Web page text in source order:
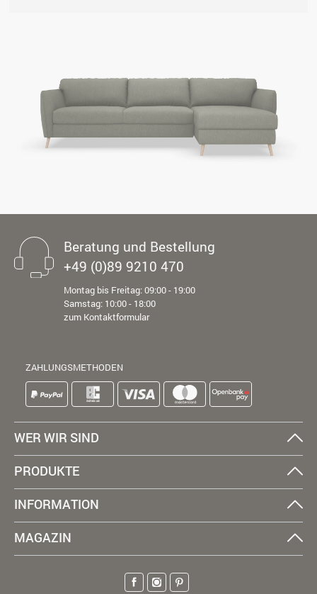
Beratung und Bestellung
+49 (0)89 9210 470
Montag bis Freitag: 09:00 - 19:00
Samstag: 10:00 - 18:00
zum Kontaktformular
ZAHLUNGSMETHODEN
WER WIR SIND
PRODUKTE
INFORMATION
MAGAZIN